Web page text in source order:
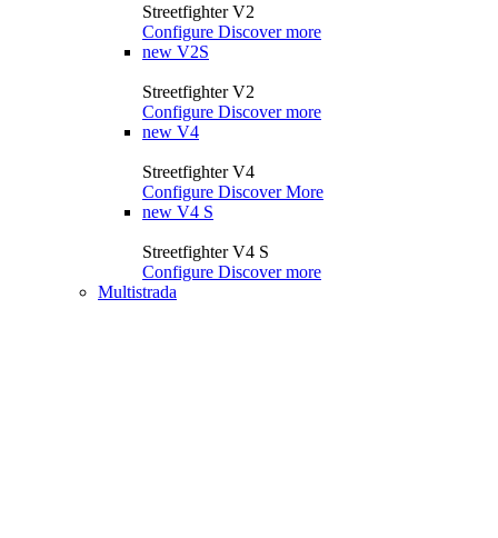
Streetfighter V2
Configure Discover more
new V2S
Streetfighter V2
Configure Discover more
new V4
Streetfighter V4
Configure Discover More
new V4 S
Streetfighter V4 S
Configure Discover more
Multistrada